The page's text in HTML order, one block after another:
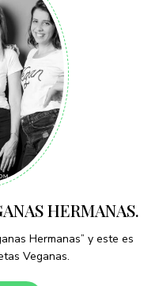
HERMANAS.
Hermanas” y este es
Veganas.